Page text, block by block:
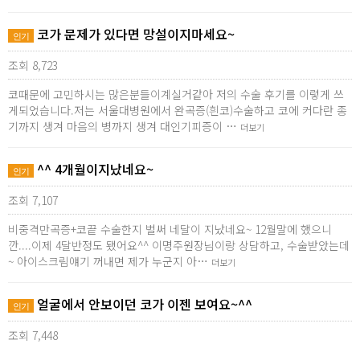
인기 코가 문제가 있다면 망설이지마세요~
조회 8,723
코때문에 고민하시는 많은분들이계실거같아 저의 수술 후기를 이렇게 쓰
게되었습니다.저는 서울대병원에서 완곡증(흰코)수술하고 코에 커다란 종
기까지 생겨 마음의 병까지 생겨 대인기피증이 … 더보기
인기 ^^ 4개월이지났네요~
조회 7,107
비중격만곡증+코끝 수술한지 벌써 네달이 지났네요~ 12월말에 했으니
깐....이제 4달반정도 됐어요^^ 이명주원장님이랑 상담하고, 수술받았는데
~ 아이스크림얘기 꺼내면 제가 누군지 아… 더보기
인기 얼굴에서 안보이던 코가 이젠 보여요~^^
조회 7,448